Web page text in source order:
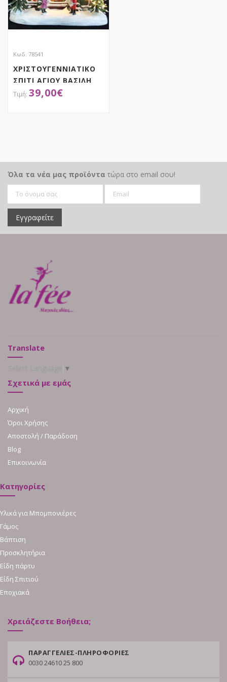
Κωδ. 78541
ΧΡΙΣΤΟΥΓΕΝΝΙΑΤΙΚΟ
ΣΠΙΤΙ ΑΓΙΟΥ ΒΑΣΙΛΗ
ΜΕ ΦΩΣ 23Χ15Χ20ΕΚ
39,00€
Όλα τα νέα μας προϊόντα τώρα στο email σου!
Εγγραφείτε
Translate
▼
Σχετικά με εμάς
Αρχική
Όροι Χρήσης
Αποστολή / Παράδοση
Blog
Επικοινωνία
Κατηγορίες
Υλικά για Μπομπονιέρες
Γάμος
Βάπτιση
Προσκλητήρια
Είδη πάρτυ
Είδη Σπιτιού
Εποχιακά
Χρειάζεστε Βοήθεια;
ΠΑΡΑΓΓΕΛΙΕΣ-ΠΛΗΡΟΦΟΡΙΕΣ
0030 24610 25 800